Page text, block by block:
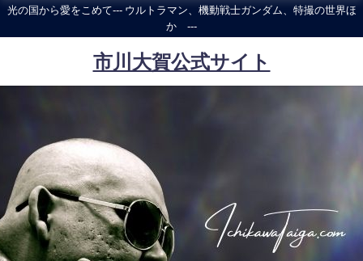
光の国から愛をこめて--- ウルトラマン、機動戦士ガンダム、特撮の世界ほ
か ---
市川大賀公式サイト